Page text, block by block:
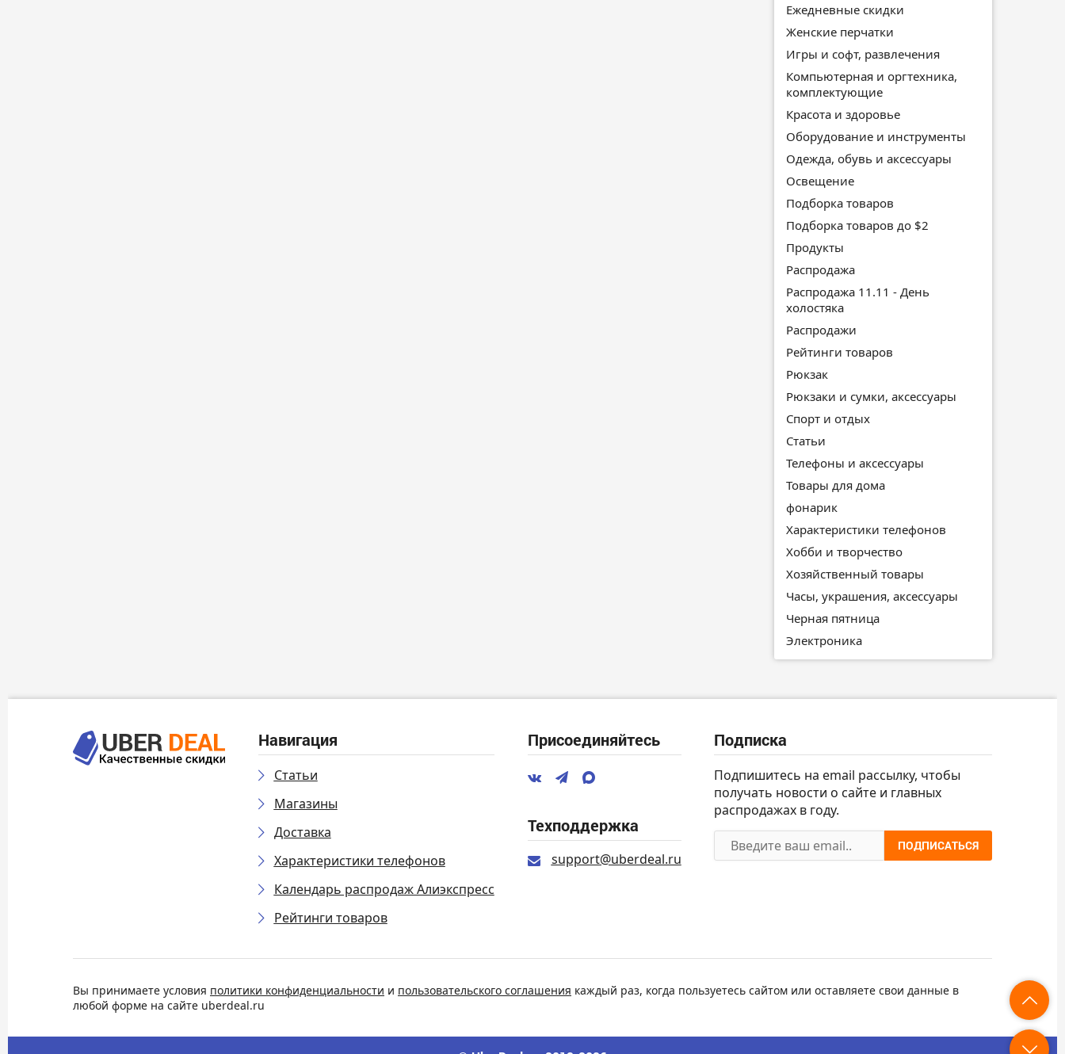
Ежедневные скидки
Женские перчатки
Игры и софт, развлечения
Компьютерная и оргтехника,
комплектующие
Красота и здоровье
Оборудование и инструменты
Одежда, обувь и аксессуары
Освещение
Подборка товаров
Подборка товаров до $2
Продукты
Распродажа
Распродажа 11.11 - День
холостяка
Распродажи
Рейтинги товаров
Рюкзак
Рюкзаки и сумки, аксессуары
Спорт и отдых
Статьи
Телефоны и аксессуары
Товары для дома
фонарик
Характеристики телефонов
Хобби и творчество
Хозяйственный товары
Часы, украшения, аксессуары
Черная пятница
Электроника
Навигация
Статьи
Магазины
Доставка
Характеристики телефонов
Календарь распродаж Алиэкспресс
Рейтинги товаров
Присоединяйтесь
Техподдержка
support@uberdeal.ru
Подписка
Подпишитесь на email рассылку, чтобы
получать новости о сайте и главных
распродажах в году.
ПОДПИСАТЬСЯ
Вы принимаете условия политики конфиденциальности и пользовательского соглашения каждый раз, когда пользуетесь сайтом или оставляете свои данные в
любой форме на сайте uberdeal.ru